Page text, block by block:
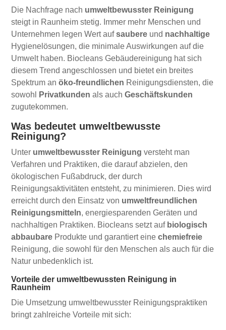
Die Nachfrage nach umweltbewusster Reinigung
steigt in Raunheim stetig. Immer mehr Menschen und
Unternehmen legen Wert aufsaubere und nachhaltige
Hygienelösungen, die minimale Auswirkungen auf die
Umwelt haben. Biocleans Gebäudereinigung hat sich
diesem Trend angeschlossen und bietet ein breites
Spektrum anöko-freundlichen Reinigungsdiensten, die
sowohl
Privatkunden als auchGeschäftskunden
zugutekommen.
Was bedeutet umweltbewusste
Reinigung?
Unter umweltbewusster Reinigung versteht man
Verfahren und Praktiken, die darauf abzielen, den
ökologischen Fußabdruck, der durch
Reinigungsaktivitäten entsteht, zu minimieren. Dies wird
erreicht durch den Einsatz von umweltfreundlichen
Reinigungsmitteln, energiesparenden Geräten und
nachhaltigen Praktiken. Biocleans setzt auf biologisch
abbaubare Produkte und garantiert einechemiefreie
Reinigung, die sowohl für den Menschen als auch für die
Natur unbedenklich ist.
Vorteile der umweltbewussten Reinigung in
Raunheim
Die Umsetzung umweltbewusster Reinigungspraktiken
bringt zahlreiche Vorteile mit sich: